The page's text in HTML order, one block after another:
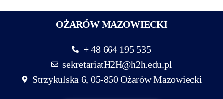
OŻARÓW MAZOWIECKI
+ 48 664 195 535
sekretariatH2H@h2h.edu.pl
Strzykulska 6, 05-850 Ożarów Mazowiecki